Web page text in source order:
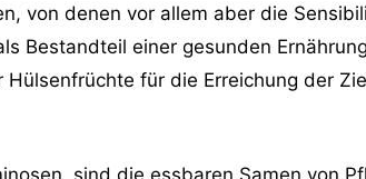
von denen vor allem aber die
Bestandteil einer gesunden
für die Erreichung der